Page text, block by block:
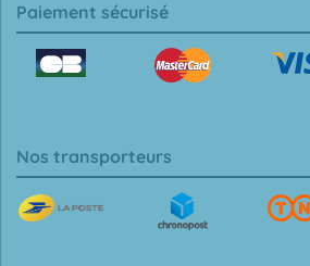
Paiement sécurisé
Nos transporteurs